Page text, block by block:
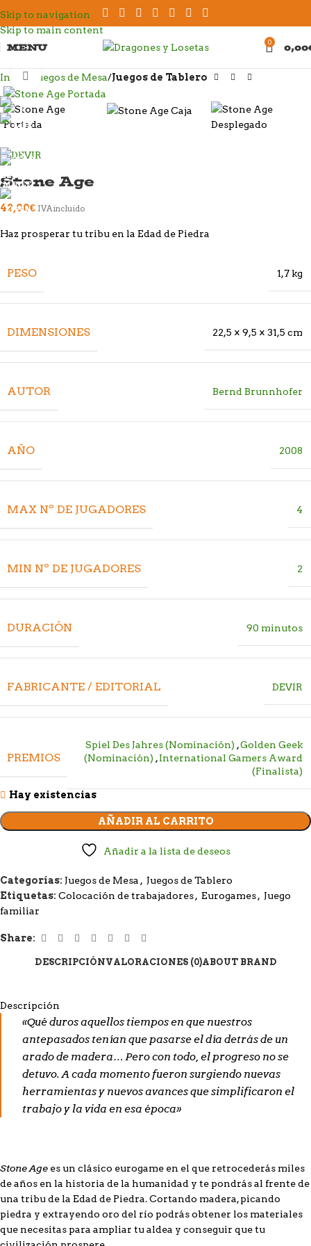
Skip to navigation
Skip to main content
MENU 0 0,00
Inicio Juegos de Mesa Juegos de Tablero
Click to enlarge
Stone Age
42,00€ IVA incluido
Haz prosperar tu tribu en la Edad de Piedra
PESO 1,7 kg
DIMENSIONES 22,5 × 9,5 × 31,5 cm
AUTOR Bernd Brunnhofer
AÑO 2008
MAX Nº DE JUGADORES 4
MIN Nº DE JUGADORES 2
DURACIÓN 90 minutos
FABRICANTE / EDITORIAL DEVIR
PREMIOS
Spiel Des Jahres (Nominación) ,Golden Geek
(Nominación) ,International Gamers Award
(Finalista)
Hay existencias
AÑADIR AL CARRITO
Añadir a la lista de deseos
Categorías: Juegos de Mesa , Juegos de Tablero
Etiquetas: Colocación de trabajadores, Eurogames, Juego
familiar
Share:
DESCRIPCIÓNVALORACIONES (0)ABOUT BRAND
Descripción
«Qué duros aquellos tiempos en que nuestros
antepasados tenían que pasarse el día detrás de un
arado de madera… Pero con todo, el progreso no se
detuvo. A cada momento fueron surgiendo nuevas
herramientas y nuevos avances que simplificaron el
trabajo y la vida en esa época»
Stone Age es un clásico eurogame en el que retrocederás miles
de años en la historia de la humanidad y te pondrás al frente de
una tribu de la Edad de Piedra. Cortando madera, picando
piedra y extrayendo oro del río podrás obtener los materiales
que necesitas para ampliar tu aldea y conseguir que tu